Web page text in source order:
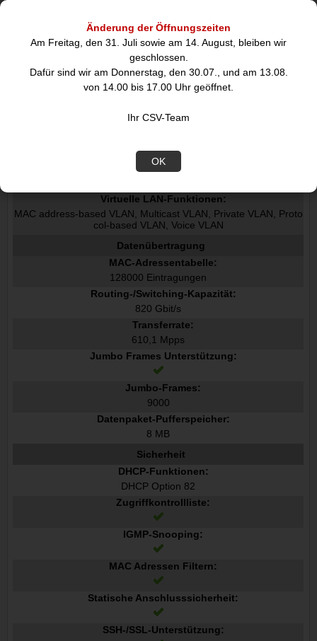
Änderung der Öffnungszeiten
Am Freitag, den 31. Juli sowie am 14. August, bleiben wir
geschlossen.
Dafür sind wir am Donnerstag, den 30.07., und am 13.08.
von 14.00 bis 17.00 Uhr geöffnet.
Ihr CSV-Team
OK
Netzstandard:
IEEE 802.1Q, IEEE 802.1ad, IEEE 802.1s, IEEE 802.1w, IEEE 80
2.1x, IEEE 802.3ad, IEEE 802.3ah
10G-Unterstützung:
VLAN-Unterstützung:
Virtuelle LAN-Funktionen:
MAC address-based VLAN, Multicast VLAN, Private VLAN, Proto
col-based VLAN, Voice VLAN
Datenübertragung
MAC-Adressentabelle:
128000 Eintragungen
Routing-/Switching-Kapazität:
820 Gbit/s
Transferrate:
610,1 Mpps
Jumbo Frames Unterstützung:
Jumbo-Frames:
9000
Datenpaket-Pufferspeicher:
8 MB
Sicherheit
DHCP-Funktionen:
DHCP Option 82
Zugriffkontrollliste:
IGMP-Snooping:
MAC Adressen Filtern:
Statische Anschlusssicherheit:
SSH-/SSL-Unterstützung: